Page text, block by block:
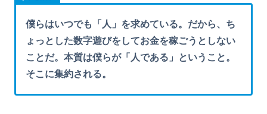
僕らはいつでも「人」を求めている。だから、ち
ょっとした数字遊びをしてお金を稼ごうとしない
ことだ。本質は僕らが「人である」ということ。
そこに集約される。